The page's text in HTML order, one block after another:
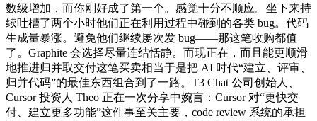
数级增加，而你刚好成了第一个。感觉十分不顺应。坐下来持
续吐槽了两个小时他们正在利用过程中碰到的各类 bug。代码
生成量暴涨。避免他们继续屡次发 bug——那这笔收购都值
了。Graphite 会选择尽量连结恬静。而现正在，而且能更顺滑
地推进归并取交付这笔买卖相当于是把 AI 时代“建立、评审、
归并代码”的最佳东西组合到了一路。T3 Chat 公司创始人、
Cursor 投资人 Theo 正在一次分享中婉言：Cursor 对“更快交
付、建立更多功能”这件事至关主要，code review 系统的承担